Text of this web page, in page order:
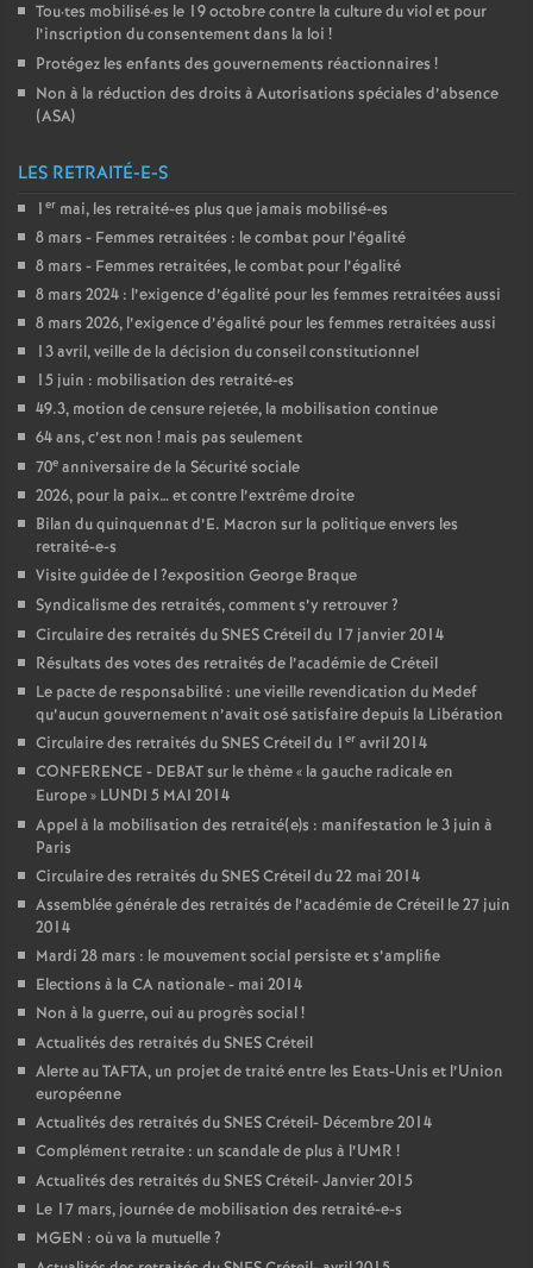
Tou·tes mobilisé·es le 19 octobre contre la culture du viol et pour
l’inscription du consentement dans la loi !
Protégez les enfants des gouvernements réactionnaires !
Non à la réduction des droits à Autorisations spéciales d’absence
(ASA)
LES RETRAITÉ-E-S
1 er mai, les retraité-es plus que jamais mobilisé-es
8 mars - Femmes retraitées : le combat pour l’égalité
8 mars - Femmes retraitées, le combat pour l’égalité
8 mars 2024 : l’exigence d’égalité pour les femmes retraitées aussi
8 mars 2026, l’exigence d’égalité pour les femmes retraitées aussi
13 avril, veille de la décision du conseil constitutionnel
15 juin : mobilisation des retraité-es
49.3, motion de censure rejetée, la mobilisation continue
64 ans, c’est non ! mais pas seulement
70e anniversaire de la Sécurité sociale
2026, pour la paix… et contre l’extrême droite
Bilan du quinquennat d’E. Macron sur la politique envers les
retraité-e-s
Visite guidée de l?exposition George Braque
Syndicalisme des retraités, comment s’y retrouver?
Circulaire des retraités duSNESCréteil du 17 janvier 2014
Résultats des votes des retraités de l’académie de Créteil
Le pacte de responsabilité : une vieille revendication du Medef
qu’aucun gouvernement n’avait osé satisfaire depuis la Libération
Circulaire des retraités duSNESCréteil du 1 er avril 2014
CONFERENCE - DEBATsur le thème « la gauche radicale en
Europe» LUNDI 5 MAI 2014
Appel à la mobilisation des retraité(e)s : manifestation le 3 juin à
Paris
Circulaire des retraités duSNESCréteil du 22 mai 2014
Assemblée générale des retraités de l’académie de Créteil le 27 juin
2014
Mardi 28 mars : le mouvement social persiste et s’amplifie
Elections à la CA nationale - mai 2014
Non à la guerre, oui au progrès social!
Actualités des retraités duSNESCréteil
Alerte auTAFTA, un projet de traité entre les Etats-Unis et l’Union
européenne
Actualités des retraités duSNESCréteil- Décembre 2014
Complément retraite : un scandale de plus à l’UMR !
Actualités des retraités duSNESCréteil- Janvier 2015
Le 17 mars, journée de mobilisation des retraité-e-s
MGEN : où va la mutuelle?